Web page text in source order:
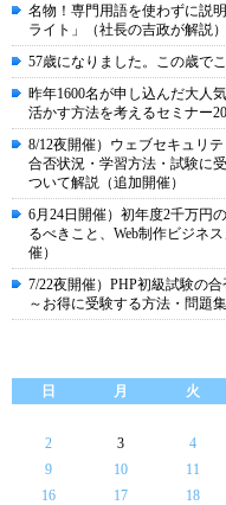
名物！専門用語を使わずに説
ライト」（社長の吉政が解説）
57歳になりました。この歳で
昨年1600名が申し込んだ大人
活かす方法を考えるセミナー
8/12夜開催）ウェブセキュリ
合否状況・学習方法・試験に
ついて解説（追加開催）
6月24日開催）初年度2千万円
るべきこと、Web制作ビジネ
催）
7/22夜開催）PHP初級試験の
～お得に受験する方法・問題
日
月 火
2
3 4
9
10 11
16
17 18